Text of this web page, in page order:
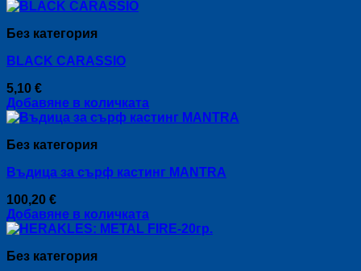
be
on
the
product
page
This
has
variants.
options
may
be
on
the
product
page
Без категория
BLACK CARASSIO
5,10 €
Добавяне в количката
Без категория
Въдица за сърф кастинг MANTRA
100,20 €
Добавяне в количката
Без категория